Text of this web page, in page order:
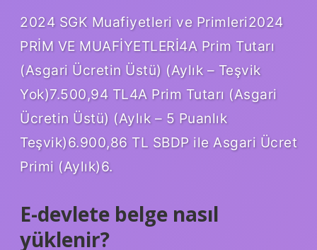
2024 SGK Muafiyetleri ve Primleri2024
PRİM VE MUAFİYETLERİ4A Prim Tutarı
(Asgari Ücretin Üstü) (Aylık – Teşvik
Yok)7.500,94 TL4A Prim Tutarı (Asgari
Ücretin Üstü) (Aylık – 5 Puanlık
Teşvik)6.900,86 TL SBDP ile Asgari Ücret
Primi (Aylık)6.
E-devlete belge nasıl
yüklenir?